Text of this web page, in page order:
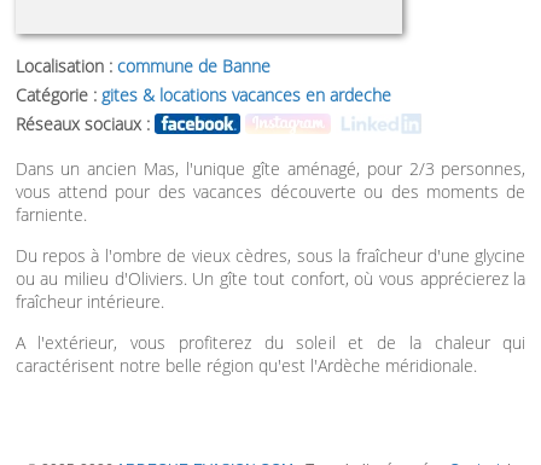
Localisation : commune de Banne
Catégorie : gites & locations vacances en ardeche
Réseaux sociaux :
Dans un ancien Mas, l'unique gîte aménagé, pour 2/3 personnes,
vous attend pour des vacances découverte ou des moments de
farniente.
Du repos à l'ombre de vieux cèdres, sous la fraîcheur d'une glycine
ou au milieu d'Oliviers. Un gîte tout confort, où vous apprécierez la
fraîcheur intérieure.
A l'extérieur, vous profiterez du soleil et de la chaleur qui
caractérisent notre belle région qu'est l'Ardèche méridionale.